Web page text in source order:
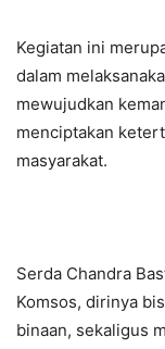
Kegiatan ini
dalam
mewujudkan
menciptakan
masyarakat.
Serda Chandra
Komsos, dirinya
binaan, sekaligus